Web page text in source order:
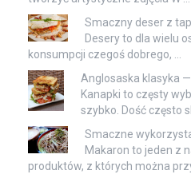
Smaczny deser z
Desery to dla wielu
konsumpcji czegoś dobrego, …
Anglosaska klasyka
Kanapki to częsty
szybko. Dość często
Smaczne
Makaron to jeden z
produktów, z których można